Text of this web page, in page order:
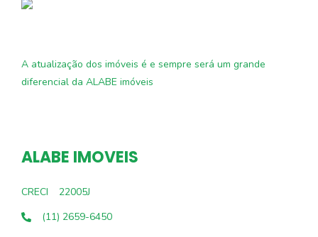
A atualização dos imóveis é e sempre será um grande
diferencial da ALABE imóveis
ALABE IMOVEIS
CRECI
22005J
(11) 2659-6450